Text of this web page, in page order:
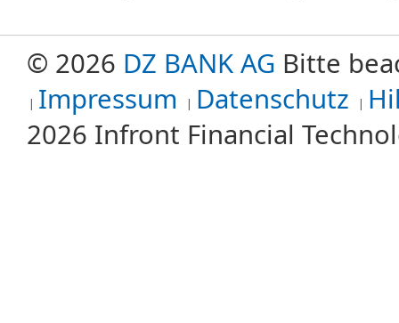
© 2026 DZ BANK AG Bitte
Impressum
Datenschutz
2026 Infront Financial